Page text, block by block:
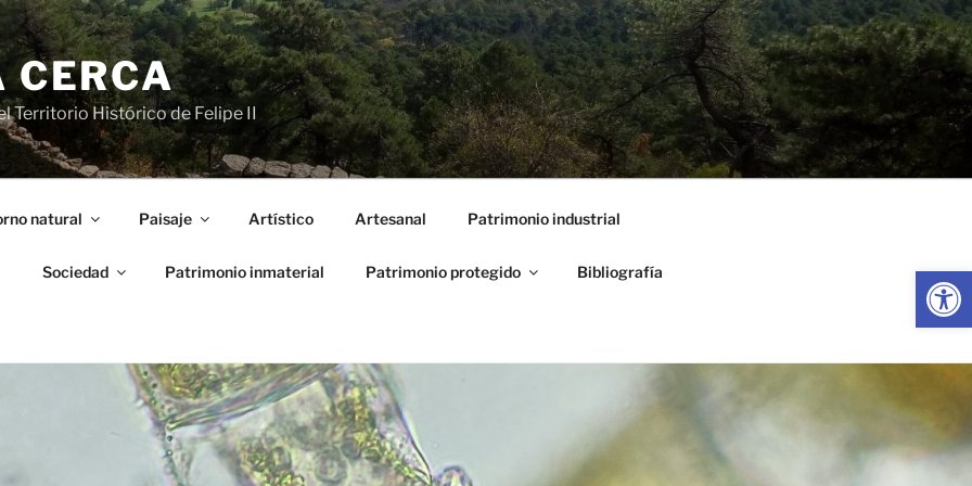
Abrir
CERCA
Territorio Histórico de Felipe II
natural Paisaje Artístico Artesanal Patrimonio industrial
Sociedad Patrimonio inmaterial Patrimonio protegido Bibliografía